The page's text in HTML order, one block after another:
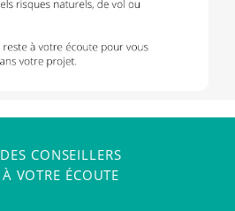
DES CONSEILLERS
À VOTRE ÉCOUTE